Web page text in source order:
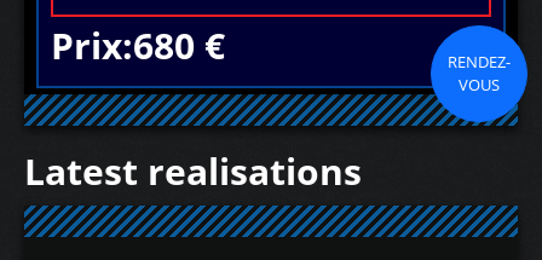
Prix:680 €
RENDEZ-
VOUS
Latest realisations